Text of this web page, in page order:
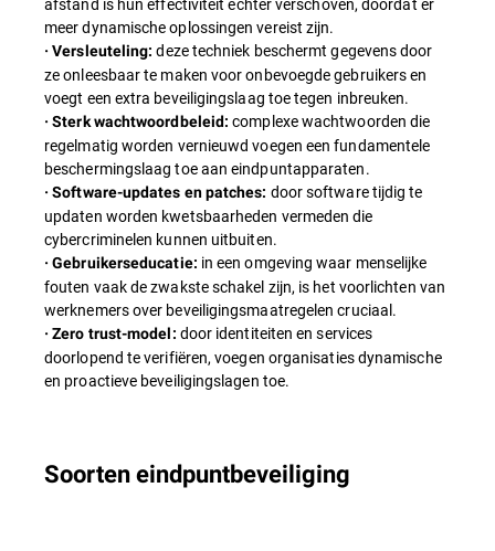
afstand is hun effectiviteit echter verschoven, doordat er
meer dynamische oplossingen vereist zijn.
· Versleuteling: deze techniek beschermt gegevens door
ze onleesbaar te maken voor onbevoegde gebruikers en
voegt een extra beveiligingslaag toe tegen inbreuken.
· Sterk wachtwoordbeleid: complexe wachtwoorden die
regelmatig worden vernieuwd voegen een fundamentele
beschermingslaag toe aan eindpuntapparaten.
· Software-updates en patches: door software tijdig te
updaten worden kwetsbaarheden vermeden die
cybercriminelen kunnen uitbuiten.
· Gebruikerseducatie: in een omgeving waar menselijke
fouten vaak de zwakste schakel zijn, is het voorlichten van
werknemers over beveiligingsmaatregelen cruciaal.
· Zero trust-model: door identiteiten en services
doorlopend te verifiëren, voegen organisaties dynamische
en proactieve beveiligingslagen toe.
Soorten eindpuntbeveiliging